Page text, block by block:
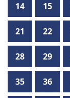
14 15
21 22
28 29
35 36